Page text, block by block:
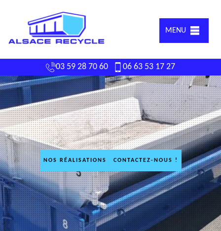
MENU
03 59 28 70 60 06 63 53 17 27
NOS RÉALISATIONS CONTACTEZ-NOUS !